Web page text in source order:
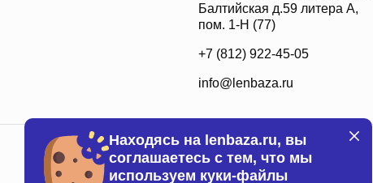
Балтийская д.59 литера А,
пом. 1-Н (77)
+7 (812) 922-45-05
info@lenbaza.ru
Находясь на lenbaza.ru, вы
соглашаетесь с тем, что мы
используем куки-файлы